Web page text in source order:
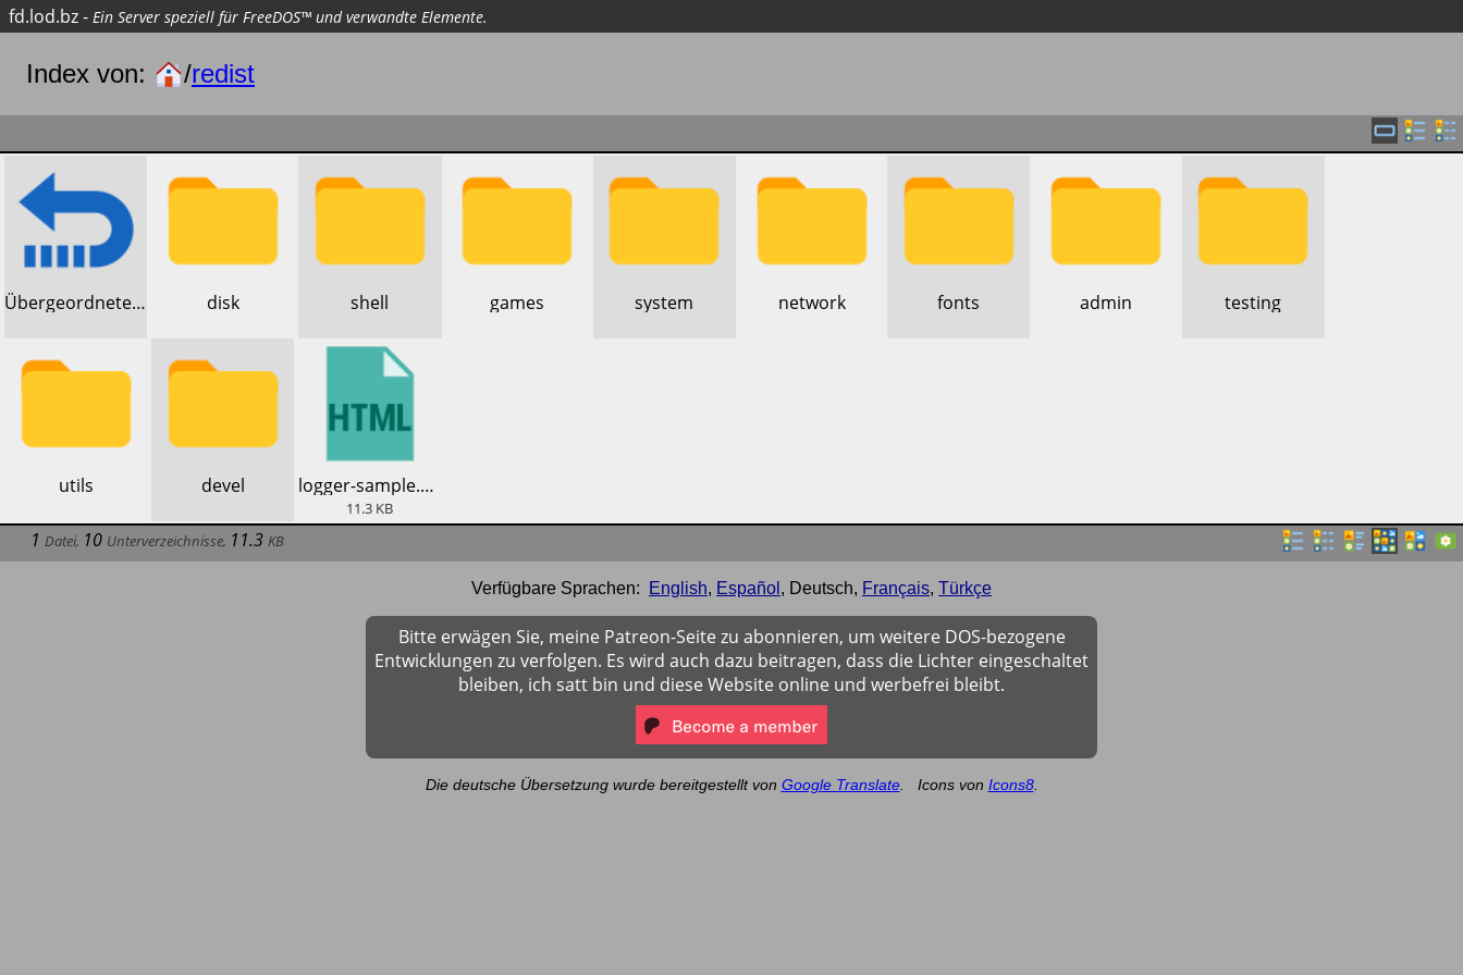
fd.lod.bz- Ein Server speziell für FreeDOS™ und verwandte Elemente.
Index von: /redist
​Übergeordnetes Verzeichnis ​disk ​shell ​games ​system ​network ​fonts ​admin ​testing
​utils ​devel ​logger-sample.html
11.3 KB
1 Datei, 10 Unterverzeichnisse, 11.3 KB
Verfügbare Sprachen: English, Español , Deutsch, Français, Türkçe
Bitte erwägen Sie, meine Patreon-Seite zu abonnieren, um weitere DOS-bezogene
Entwicklungen zu verfolgen. Es wird auch dazu beitragen, dass die Lichter eingeschaltet
bleiben, ich satt bin und diese Website online und werbefrei bleibt.
Die deutsche Übersetzung wurde bereitgestellt von Google Translate. Icons von Icons8.